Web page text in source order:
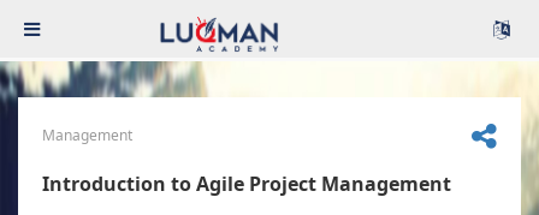
Management
Introduction to Agile Project Management